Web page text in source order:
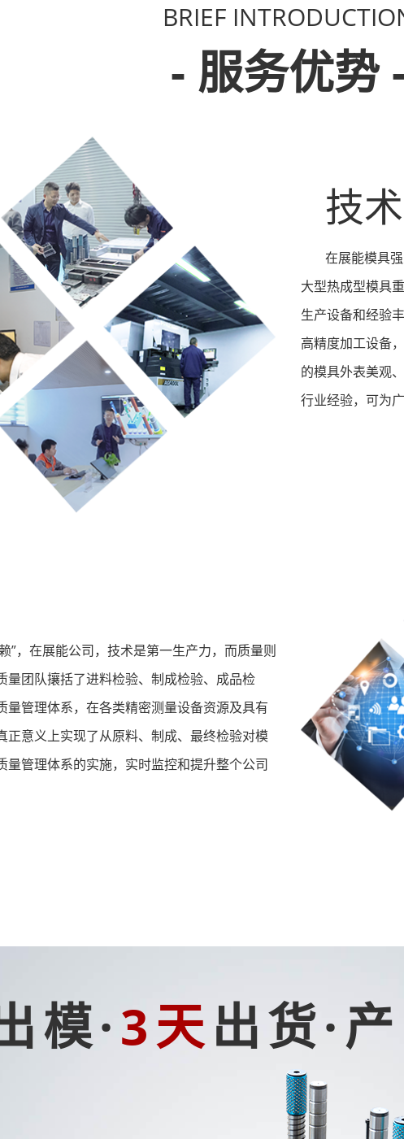
BRIEF
- 服务优势
技
在展能模具
大型热成型模具
生产设备和经验
高精度加工设备
的模具外表美观
行业经验，可为
”，在展能公司，技术是第一生产力，而质量则
量团队攘括了进料检验、制成检验、成品检
量管理体系，在各类精密测量设备资源及具有
正意义上实现了从原料、制成、最终检验对模
量管理体系的实施，实时监控和提升整个公司
模·3天出货·